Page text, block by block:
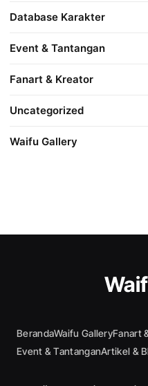
Database Karakter
Event & Tantangan
Fanart & Kreator
Uncategorized
Waifu Gallery
BerandaWaifu GalleryFanart
Event & TantanganArtikel &